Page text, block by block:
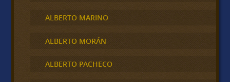
ALBERTO MARINO
ALBERTO MORÁN
ALBERTO PACHECO